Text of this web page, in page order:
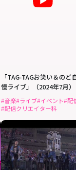
「TAG-TAGお笑い＆のど
慢ライブ」（2024年7月）
#音楽#ライブ#イベント#配
#配信クリエイター科